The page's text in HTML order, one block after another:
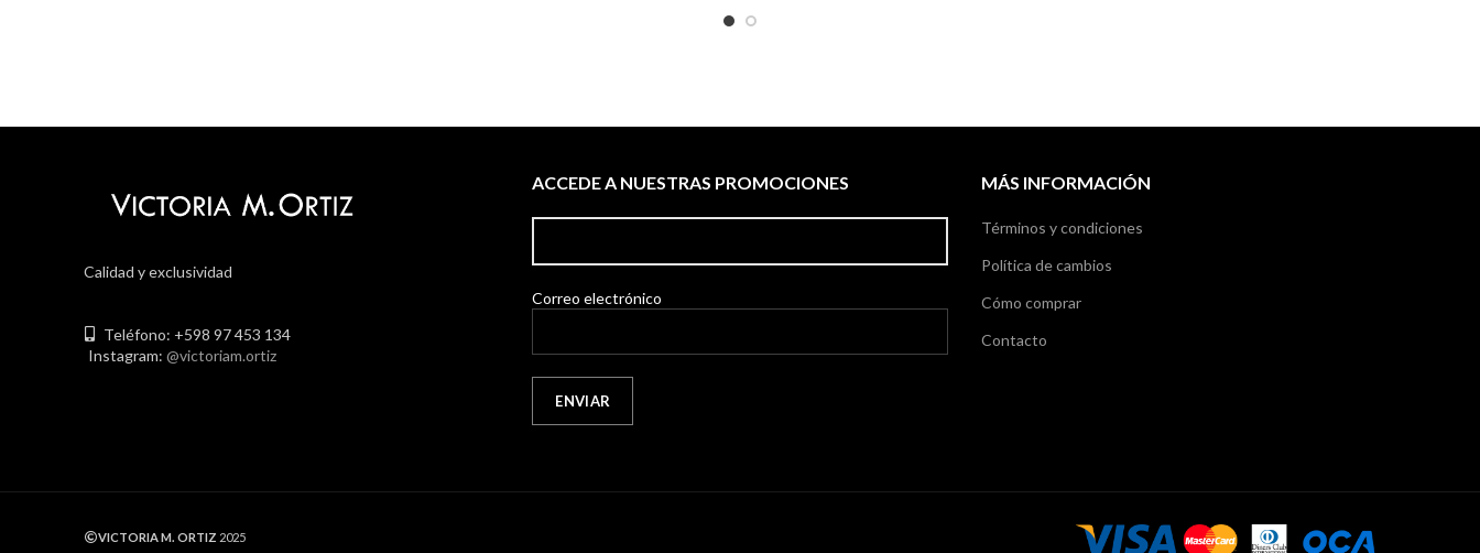
Calidad y exclusividad
Teléfono: +598 97 453 134
Instagram: @victoriam.ortiz
ACCEDE A NUESTRAS PROMOCIONES
Correo electrónico
MÁS INFORMACIÓN
Términos y condiciones
Política de cambios
Cómo comprar
Contacto
VICTORIA M. ORTIZ 2025